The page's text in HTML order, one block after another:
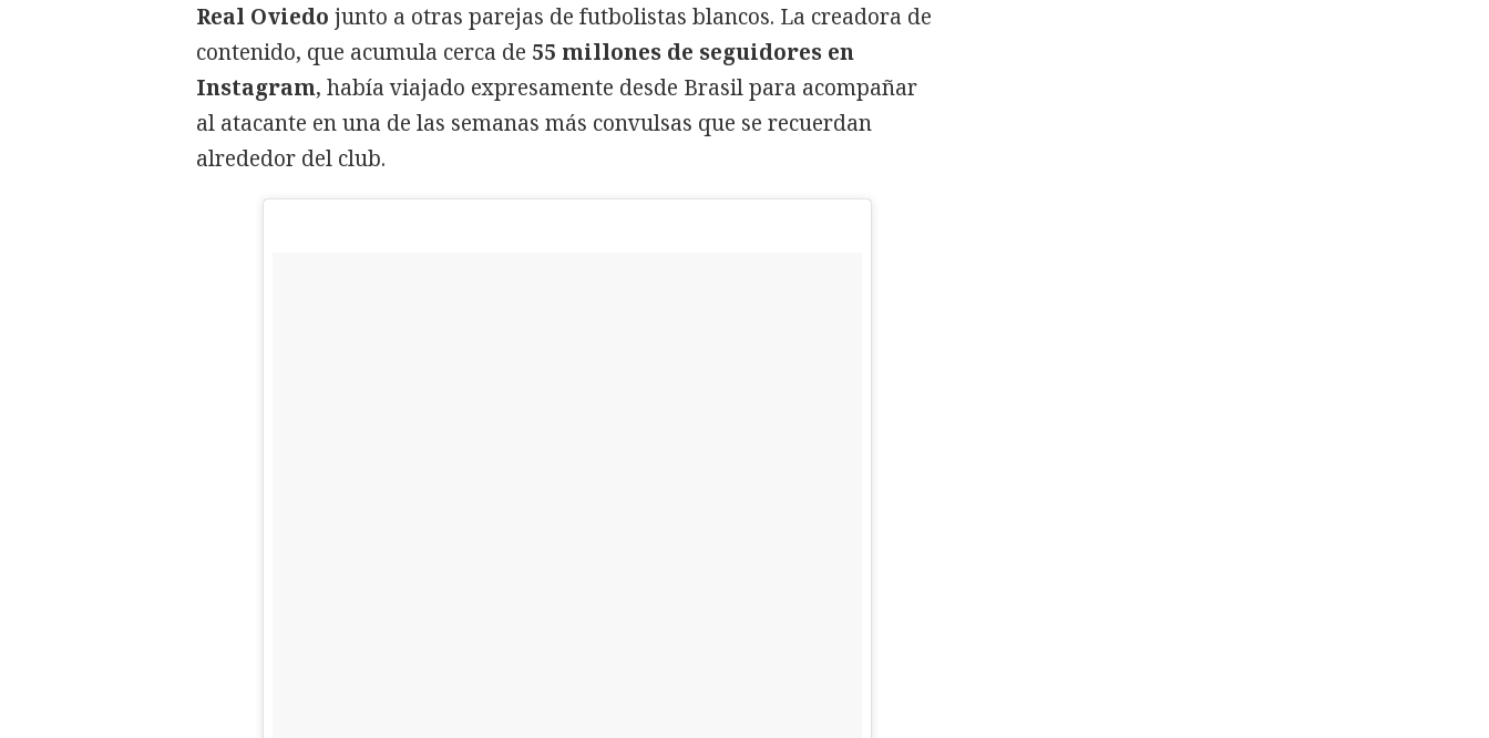
Real Oviedo junto a otras parejas de futbolistas blancos. La creadora de
contenido, que acumula cerca de 55 millones de seguidores en
Instagram, había viajado expresamente desde Brasil para acompañar
al atacante en una de las semanas más convulsas que se recuerdan
alrededor del club.